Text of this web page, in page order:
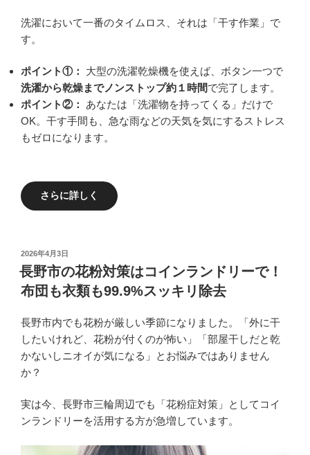
洗濯において一番のタイムロス、それは「干す作業」で
す。
ポイント①：
大型の洗濯乾燥機を使えば、ボタン一つで
洗濯から乾燥までノンストップ約１時間で完了します。
ポイント②：
あなたは「洗濯物を持ってくる」だけで
OK。干す手間も、急な雨などの天気を気にするストレス
もゼロになります。
さらに詳しく
投
稿
日:
2026年4月3日
長野市の花粉対策はコインランドリーで！
布団も衣類も99.9%スッキリ除去
長野市内でも花粉が厳しい季節になりました。「外に干
したいけれど、花粉が付くのが怖い」「部屋干しだと乾
かないしニオイが気になる」とお悩みではありません
か？
実は今、長野市三輪周辺でも「花粉症対策」としてコイ
ンランドリーを活用する方が急増しています。